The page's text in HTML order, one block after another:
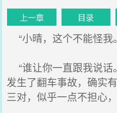
上一章 目录
“小晴，这个不能怪我
“谁让你一直跟我说话
发生了翻车事故，确实
三对，似乎一点不担心